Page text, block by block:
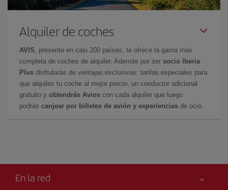
Alquiler de coches
AVIS , presente en casi 200 países, te ofrece la gama más
completa de coches de alquiler. Además por ser socio Iberia
Plus disfrutarás de ventajas exclusivas: tarifas especiales para
que alquiles tu coche al mejor precio, un conductor adicional
gratuito y obtendrás Avios con cada alquiler que luego
podrás canjear por billetes de avión y experiencias de ocio.
En la red